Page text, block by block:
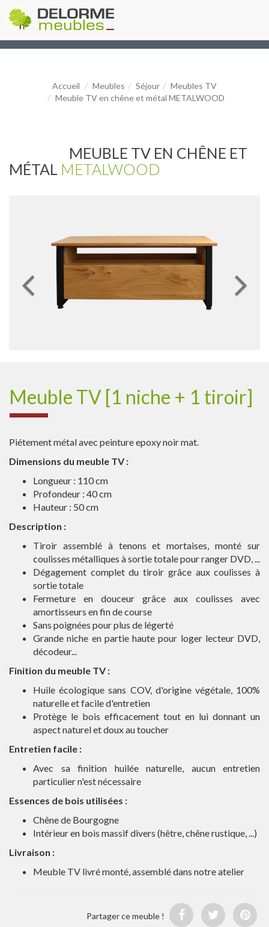
Accueil Meubles Séjour
Meubles TV
Meuble TV en chêne et métal METALWOOD
MEUBLE TV EN CHÊNE ET
MÉTAL METALWOOD
Meuble TV [1 niche + 1 tiroir]
Piétement métal avec peinture epoxy noir mat.
Dimensions du meuble TV :
Longueur : 110 cm
Profondeur : 40 cm
Hauteur : 50 cm
Description :
Tiroir assemblé à tenons et mortaises, monté sur
coulisses métalliques à sortie totale pour ranger DVD, ...
Dégagement complet du tiroir grâce aux coulisses à
sortie totale
Fermeture en douceur grâce aux coulisses avec
amortisseurs en fin de course
Sans poignées pour plus de légerté
Grande niche en partie haute pour loger lecteur DVD,
décodeur...
Finition du meuble TV :
Huile écologique sans COV, d'origine végétale, 100%
naturelle et facile d'entretien
Protège le bois efficacement tout en lui donnant un
aspect naturel et doux au toucher
Entretien facile :
Avec sa finition huilée naturelle, aucun entretien
particulier n'est nécessaire
Essences de bois utilisées :
Chêne de Bourgogne
Intérieur en bois massif divers (hêtre, chêne rustique, ...)
Livraison :
Meuble TV livré monté, assemblé dans notre atelier
Partager ce meuble !